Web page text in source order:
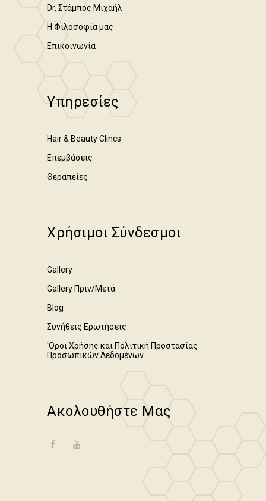
Dr, Στάμπος Μιχαήλ
Η Φιλοσοφία μας
Επικοινωνία
Υπηρεσίες
Hair & Beauty Clincs
Επεμβάσεις
Θεραπείες
Χρήσιμοι Σύνδεσμοι
Gallery
Gallery Πριν/Μετά
Blog
Συνήθεις Ερωτήσεις
'Οροι Χρήσης και Πολιτική Προστασίας
Προσωπικών Δεδομένων
Ακολουθήστε Μας